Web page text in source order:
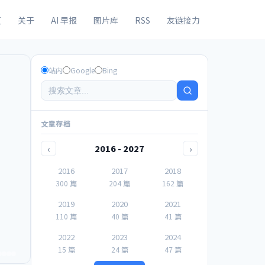
关于 AI 早报 图片库 RSS 友链接力
站内 Google Bing
文章存档
‹ 2016 - 2027 ›
2016
300 篇
2017
204 篇
2018
162 篇
2019
110 篇
2020
40 篇
2021
41 篇
2022
15 篇
2023
24 篇
2024
47 篇